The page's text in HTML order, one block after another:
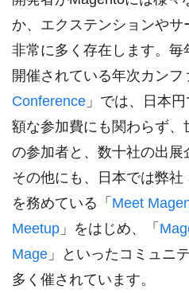
か、エクステンションやサ
非常に多く存在します。
開催されている年次カンフ
Conference 」では、日本
額な参加費にも関わらず、
の参加者と、数十社の出展
その他にも、日本では弊
を務めている「 Meet
Meetup 」をはじめ、「
Mage 」といったコミュニ
多く催されています。